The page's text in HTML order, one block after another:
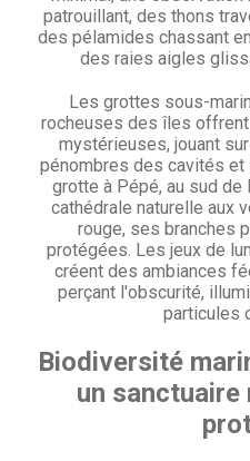
patrouillant, des thons
des pélamides chassant
des raies aigles
Les grottes sous-
rocheuses des îles
mystérieuses, jouant
pénombres des cavités et
grotte à Pépé, au sud
cathédrale naturelle aux
rouge, ses branches
protégées. Les jeux de
créent des ambiances
perçant l'obscurité,
particules
Biodiversité
un sanctuaire